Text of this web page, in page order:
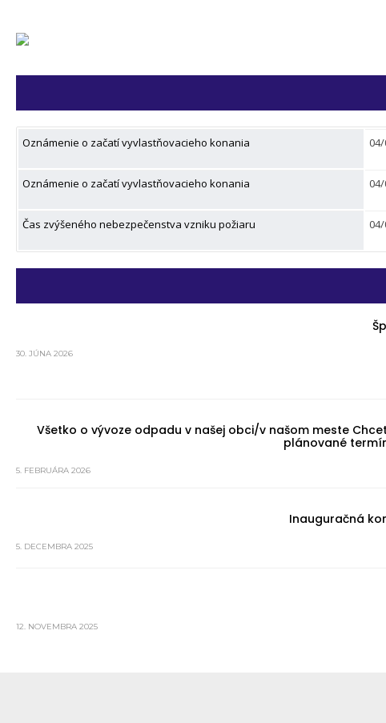
Oznámenie o začatí vyvlastňovacieho konania
Oznámenie o začatí vyvlastňovacieho konania
Čas zvýšeného nebezpečenstva vzniku požiaru
30. JÚNA 2026
Všetko o vývoze odpadu v našej obci/v našom meste
plánované
5. FEBRUÁRA 2026
Inauguračná
5. DECEMBRA 2025
12. NOVEMBRA 2025